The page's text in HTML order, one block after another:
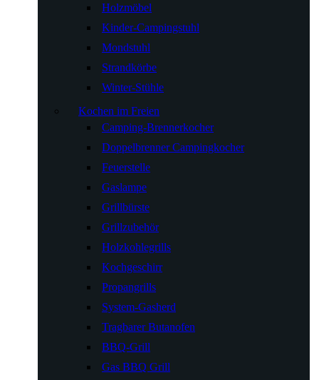
Holzmöbel
Kinder-Campingstuhl
Mondstuhl
Strandkörbe
Winter-Stühle
Kochen im Freien
Camping-Brennerkocher
Doppelbrenner Campingkocher
Feuerstelle
Gaslampe
Grillbürste
Grillzubehör
Holzkohlegrills
Kochgeschirr
Propangrills
System-Gasherd
Tragbarer Butanofen
BBQ-Grill
Gas BBQ Grill